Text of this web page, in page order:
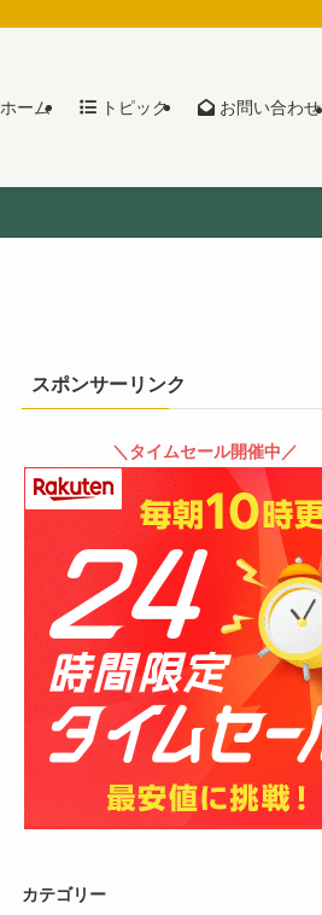
ホーム トピック お問い合わせ
スポンサーリンク
＼タイムセール開催中／
カテゴリー